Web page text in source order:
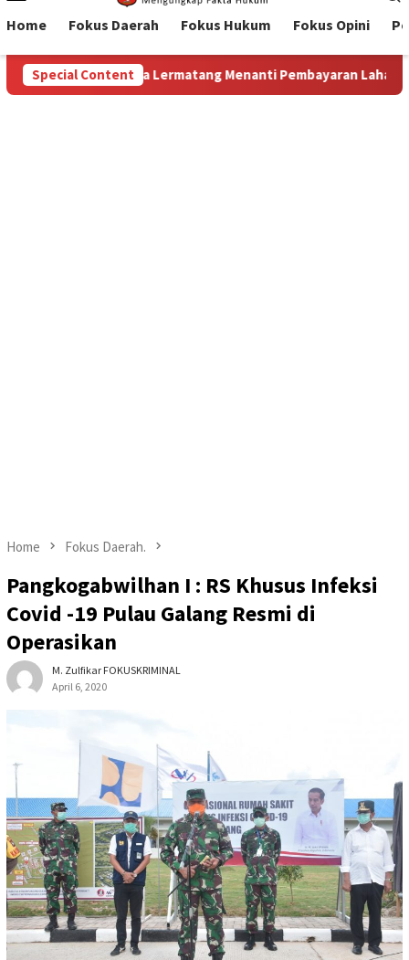
Menu
Home Fokus Daerah Fokus Hukum Fokus Opini
Special Content
Lahan: Antara Dugaan Konspirasi dan Bayang-Bayang
Home Fokus Daerah.
Pangkogabwilhan I : RS Khusus Infeksi
Covid -19 Pulau Galang Resmi di
Operasikan
M. Zulfikar FOKUSKRIMINAL
April 6, 2020